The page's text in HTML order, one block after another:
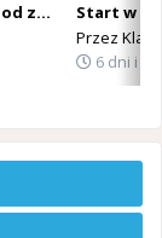
Praca w Holandii od zaraz | Różne stanowiska | Od 14,99 € brutto/h
Przez
6 dni i 1